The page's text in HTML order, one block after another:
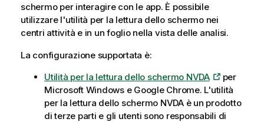
schermo per interagire con le app. È possibile
utilizzare l'utilità per la lettura dello schermo nei
centri attività e in un foglionella vista delle analisi.
La configurazione supportata è:
Utilità per la lettura dello schermo NVDA
per
Microsoft Windowse Google Chrome. L'utilità
per la lettura dello schermo NVDA è un prodotto
di terze parti e gli utenti sono responsabili di